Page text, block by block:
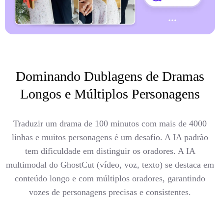
Dominando Dublagens de Dramas
Longos e Múltiplos Personagens
Traduzir um drama de 100 minutos com mais de 4000
linhas e muitos personagens é um desafio. A IA padrão
tem dificuldade em distinguir os oradores. A IA
multimodal do GhostCut (vídeo, voz, texto) se destaca em
conteúdo longo e com múltiplos oradores, garantindo
vozes de personagens precisas e consistentes.